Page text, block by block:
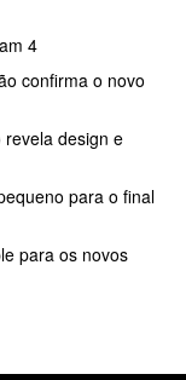
4
confirma o novo
revela design e
para o final
para os novos